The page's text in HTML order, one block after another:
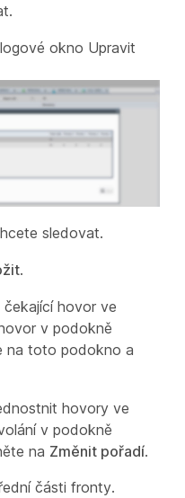
okno Upravit
sledovat.
.
hovor ve
v podokně
na toto podokno a
hovory ve
v podokně
na Změnit pořadí.
části fronty.